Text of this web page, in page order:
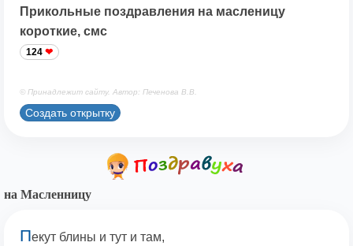
Прикольные поздравления на масленицу
короткие, смс
124
© Принадлежит сайту. Автор: Печенова В.В.
Создать открытку
на Масленницу
Пекут блины и тут и там,